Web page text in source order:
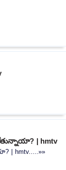
| hmtv
| hmtv.....»»